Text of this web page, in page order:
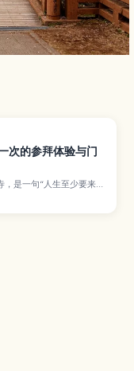
次的参拜体验与门
是一句“人生至少要来一
老寺院，清晨诵经仪式与
店街都充满独特氛围。本